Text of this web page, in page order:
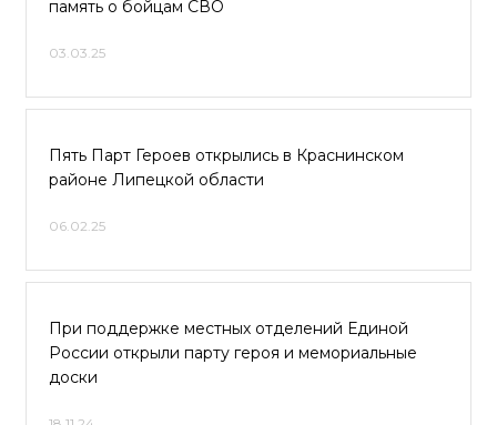
память о бойцам СВО
03.03.25
Пять Парт Героев открылись в Краснинском
районе Липецкой области
06.02.25
При поддержке местных отделений Единой
России открыли парту героя и мемориальные
доски